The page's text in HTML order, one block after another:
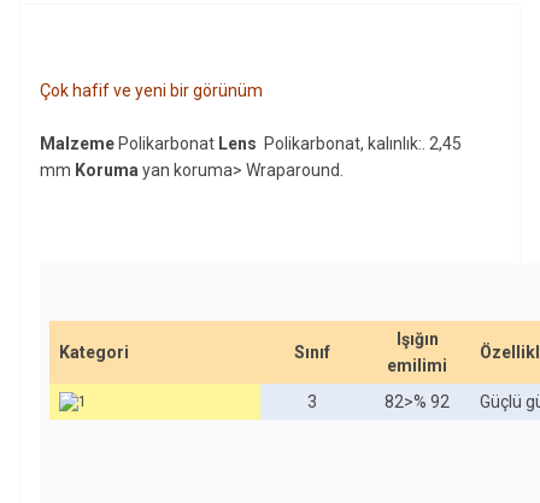
Çok hafif ve yeni bir görünüm
Malzeme Polikarbonat Lens Polikarbonat, kalınlık:. 2,45
mm Koruma yan koruma> Wraparound.
Kategori Sınıf
Işığın
emilimi
3 82>% 92 Güçlü